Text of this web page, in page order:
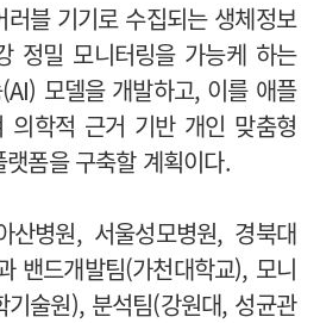
블 기기로 수집되는 생체정보
정밀 모니터링을 가능케 하는
모델을 개발하고, 이를 애플
의학적 근거 기반 개인 맞춤형
폼을 구축할 계획이다.
산병원, 서울성모병원, 경북대
밴드개발팀(가천대학교), 모니
기술원), 분석팀(강원대, 성균관